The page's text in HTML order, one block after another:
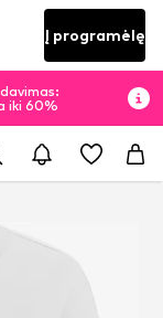
Į programėlę
iki 60%